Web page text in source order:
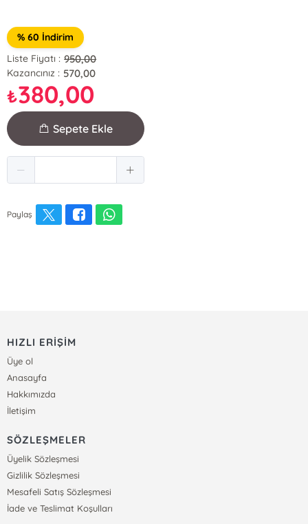
% 60 İndirim
Liste Fiyatı : 950,00
Kazancınız : 570,00
₺380,00
Sepete Ekle
Paylaş
HIZLI ERİŞİM
Üye ol
Anasayfa
Hakkımızda
İletişim
SÖZLEŞMELER
Üyelik Sözleşmesi
Gizlilik Sözleşmesi
Mesafeli Satış Sözleşmesi
İade ve Teslimat Koşulları